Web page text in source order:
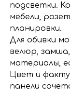
подсветки.
мебели,
планировки.
Для обивки
велюр, замша,
материалы,
Цвет и
панели